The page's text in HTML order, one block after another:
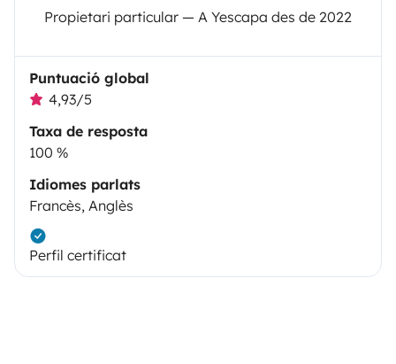
Propietari particular — A Yescapa des de 2022
Puntuació global
4,93/5
Taxa de resposta
100 %
Idiomes parlats
Francès, Anglès
Perfil certificat